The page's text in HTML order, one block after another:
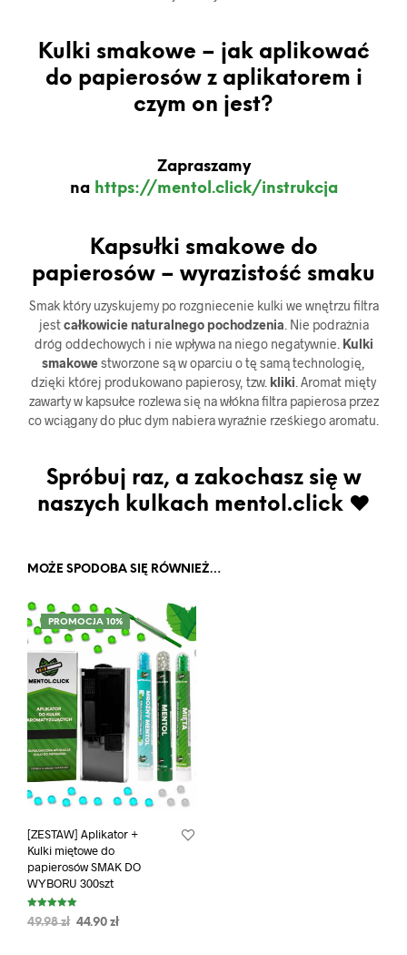
Kulki smakowe – jak aplikować
do papierosów z aplikatorem i
czym on jest?
Zapraszamy
na https://mentol.click/instrukcja
Kapsułki smakowe do
papierosów – wyrazistość smaku
Smak który uzyskujemy po rozgniecenie kulki we wnętrzu filtra
jestcałkowicie naturalnego pochodzenia . Nie podrażnia
dróg oddechowych i nie wpływa na niego negatywnie. Kulki
smakowestworzone są w oparciu o tę samą technologię,
dzięki której produkowano papierosy, tzw. kliki . Aromat mięty
zawarty w kapsułce rozlewa się na włókna filtra papierosa przez
co wciągany do płuc dym nabiera wyraźnie rześkiego aromatu.
Spróbuj raz, a zakochasz się w
naszych kulkach mentol.click ♥
MOŻE SPODOBA SIĘ RÓWNIEŻ…
PROMOCJA 10%
[ZESTAW] Aplikator +
Kulki miętowe do
papierosów SMAK DO
WYBORU 300szt
Oceniono
5.00
49.98zł 44.90 zł